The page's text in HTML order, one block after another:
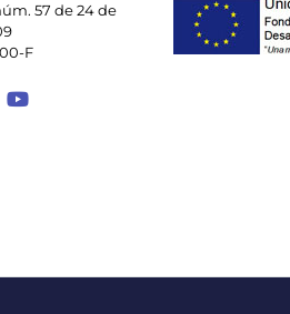
57 de 24 de
F
Facebook
a Instagram
a Spotify
Enlace a Youtube